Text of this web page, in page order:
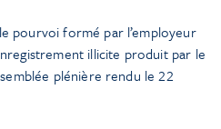
pourvoi formé par l’employeur
illicite produit par le
plénière rendu le 22